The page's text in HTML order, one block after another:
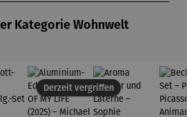
Kategorie Wohnwelt
Derzeit vergriffen